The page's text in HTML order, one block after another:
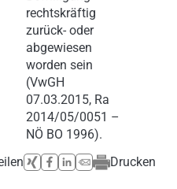
rechtskräftig
zurück- oder
abgewiesen
worden sein
(VwGH
07.03.2015, Ra
2014/05/0051 –
NÖ BO 1996).
Drucken